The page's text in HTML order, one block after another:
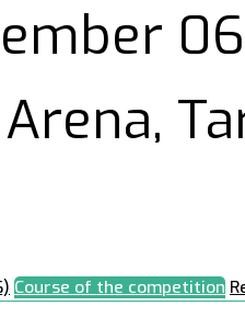
Course of the competition